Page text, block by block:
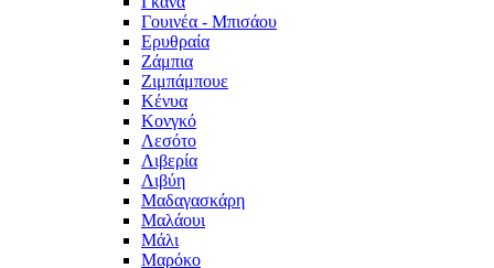
Γουινέα - Μπισάου
Ερυθραία
Ζάμπια
Ζιμπάμπουε
Κένυα
Κονγκό
Λεσότο
Λιβερία
Λιβύη
Μαδαγασκάρη
Μαλάουι
Μάλι
Μαρόκο